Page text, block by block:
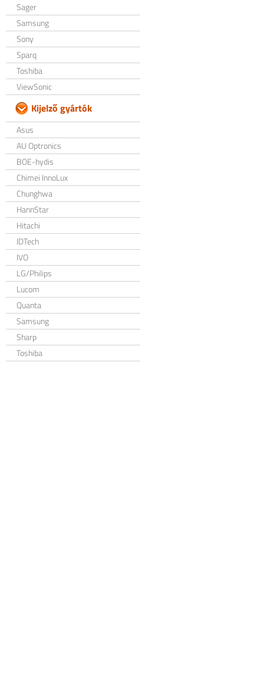
Sager
Samsung
Sony
Sparq
Toshiba
ViewSonic
Kijelző gyártók
Asus
AU Optronics
BOE-hydis
Chimei InnoLux
Chunghwa
HannStar
Hitachi
IDTech
IVO
LG/Philips
Lucom
Quanta
Samsung
Sharp
Toshiba